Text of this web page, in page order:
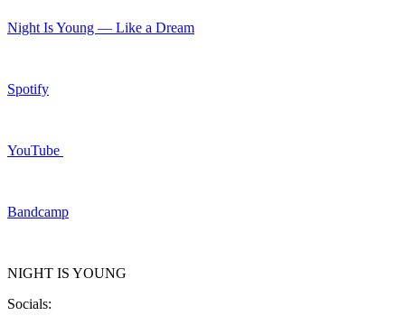
Night Is Young — Like a Dream
Spotify
YouTube
Bandcamp
NIGHT IS YOUNG
Socials: